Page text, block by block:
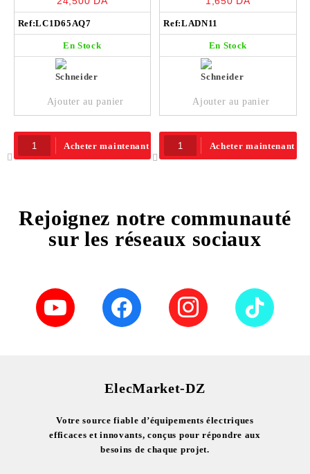
LC1D65AQ7
Ref:LC1D65AQ7
En Stock
Ajouter au panier
Acheter maintenant
étriers – LADN11
Ref:LADN11
En Stock
Ajouter au panier
Acheter maintenant
Rejoignez notre communauté
sur les réseaux sociaux
ElecMarket-DZ
Votre source fiable d’équipements électriques
efficaces et innovants, conçus pour répondre aux
besoins de chaque projet.